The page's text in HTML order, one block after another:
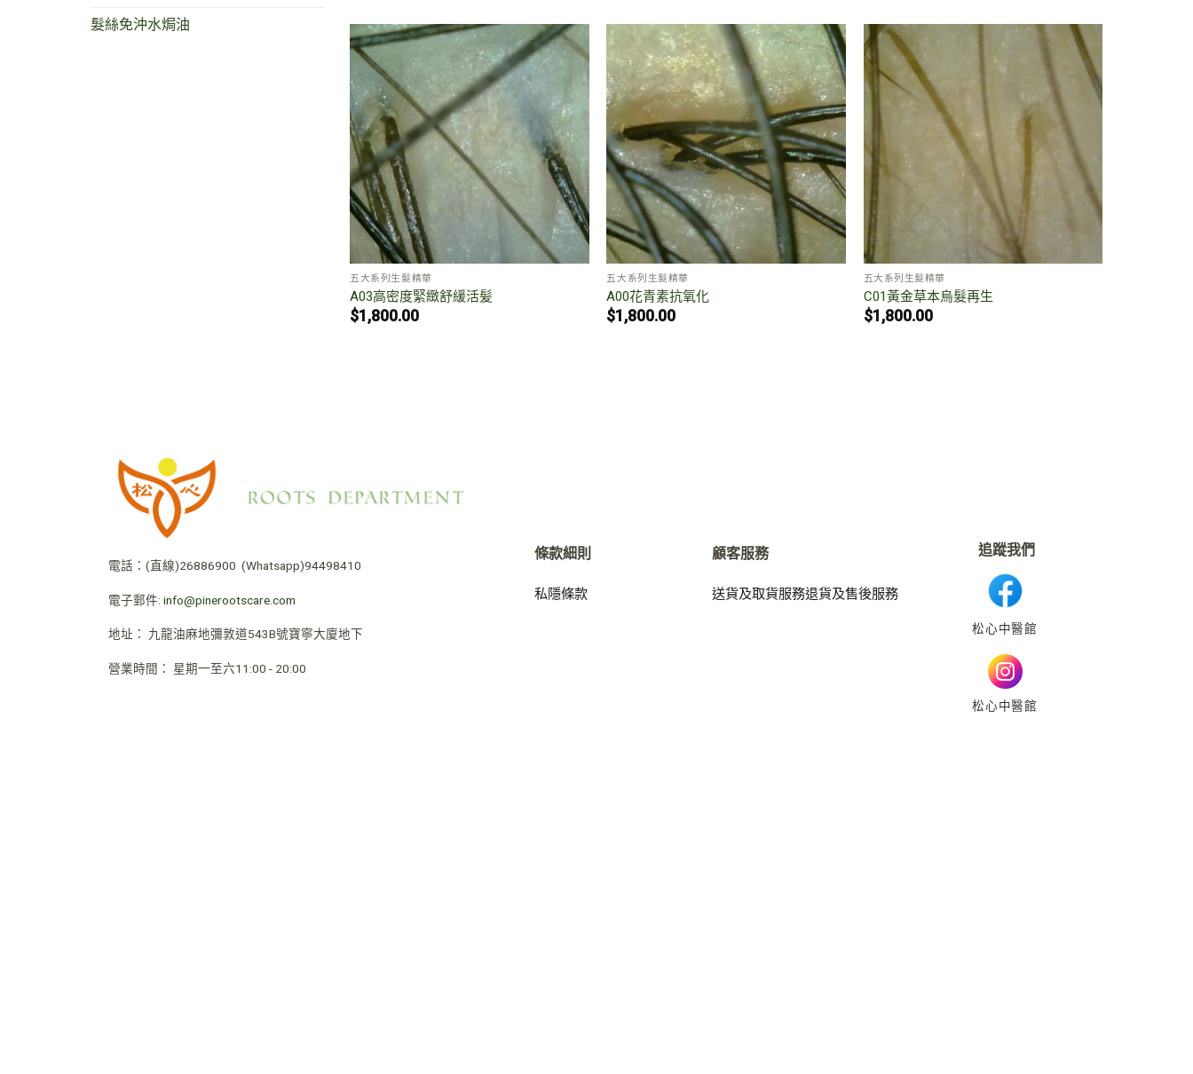
髮絲免沖水焗油
五大系列生髮精華
A03高密度緊緻舒緩活髪
$1,800.00
五大系列生髮精華
A00花青素抗氧化
$1,800.00
五大系列生髮精華
C01黃金草本烏髮再生
$1,800.00
電話： (直線)26886900 (Whatsapp)94498410
電子郵件: info@pinerootscare.com
地址： 九龍油麻地彌敦道543B號寶寧大廈地下
營業時間 ： 星期一至六11:00 - 20:00
條款細則
私隱條款
顧客服務
送貨及取貨服務退貨及售後服務
追蹤我們
松心中醫館
松心中醫館